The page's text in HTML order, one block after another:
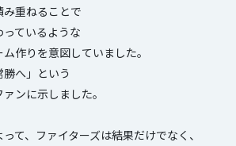
重ねることで
ているような
作りを意図していました。
へ」という
ンに示しました。
て、ファイターズは結果だけでなく、